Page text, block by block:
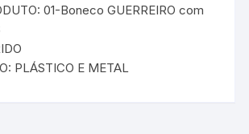
01-Boneco GUERREIRO com
PLÁSTICO E METAL